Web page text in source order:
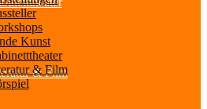
& Film
Kunst
& Film